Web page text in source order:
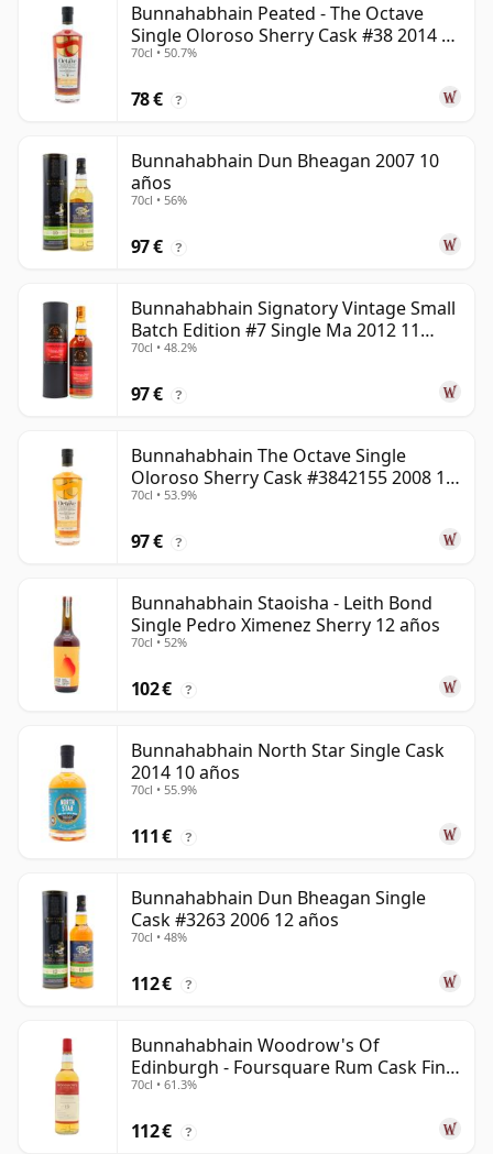
Bunnahabhain Peated - The Octave
Single Oloroso Sherry Cask #38 2014 9
años
70cl • 50.7%
78 € ?
Bunnahabhain Dun Bheagan 2007 10
años
70cl • 56%
97 € ?
Bunnahabhain Signatory Vintage Small
Batch Edition #7 Single Ma 2012 11
años
70cl • 48.2%
97 € ?
Bunnahabhain The Octave Single
Oloroso Sherry Cask #3842155 2008 15
años
70cl • 53.9%
97 € ?
Bunnahabhain Staoisha - Leith Bond
Single Pedro Ximenez Sherry 12 años
70cl • 52%
102 € ?
Bunnahabhain North Star Single Cask
2014 10 años
70cl • 55.9%
111 € ?
Bunnahabhain Dun Bheagan Single
Cask #3263 2006 12 años
70cl • 48%
112 € ?
Bunnahabhain Woodrow's Of
Edinburgh - Foursquare Rum Cask Finis
2013 13 años
70cl • 61.3%
112 € ?